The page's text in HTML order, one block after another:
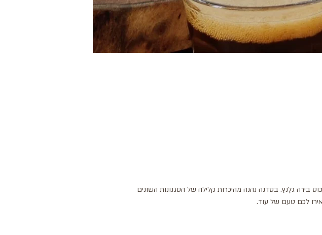
בירה גלֶנץ. בסדנה נהנה מהיכרות קלילה של הסגנונות השונים
לכם טעם של עוד.